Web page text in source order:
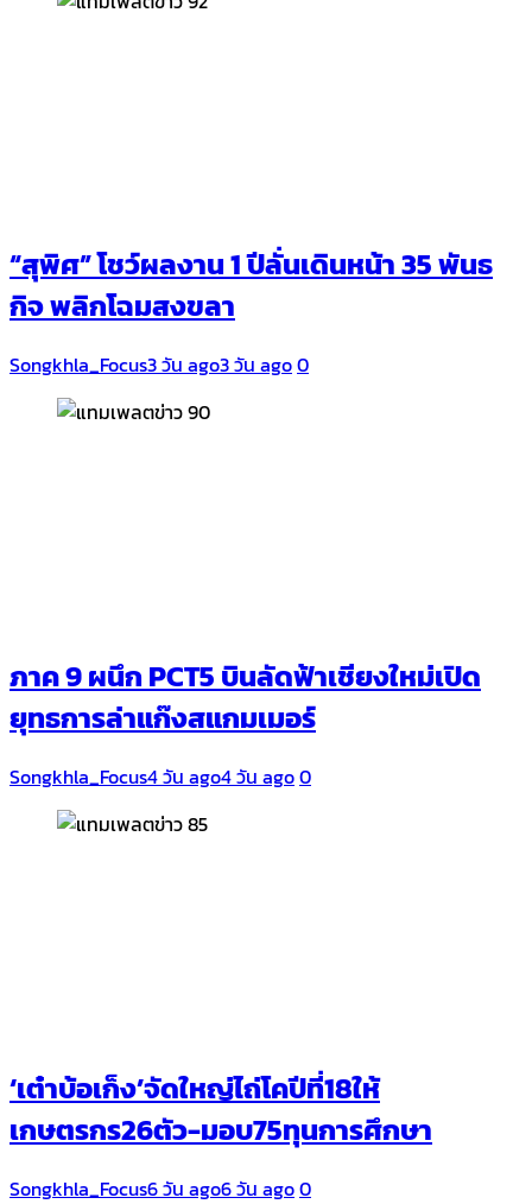
“สุพิศ” โชว์ผลงาน 1 ปีลั่นเดินหน้า 35 พันธ
กิจ พลิกโฉมสงขลา
Songkhla_Focus3 วัน ago3 วัน ago0
ภาค 9 ผนึก PCT5 บินลัดฟ้าเชียงใหม่เปิด
ยุทธการล่าแก๊งสแกมเมอร์
Songkhla_Focus4 วัน ago4 วัน ago0
‘เต๋าบ้อเก็ง’จัดใหญ่ไถ่โคปีที่18ให้
เกษตรกร26ตัว-มอบ75ทุนการศึกษา
Songkhla_Focus6 วัน ago6 วัน ago0